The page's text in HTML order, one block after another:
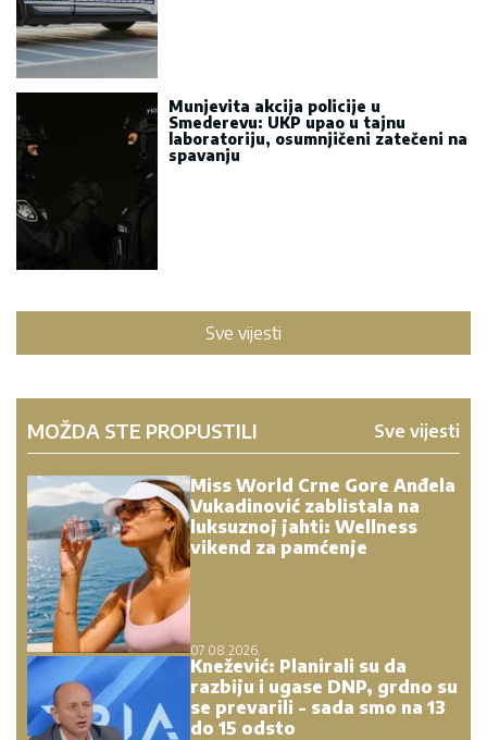
Munjevita akcija policije u
Smederevu: UKP upao u tajnu
laboratoriju, osumnjičeni zatečeni na
spavanju
Sve vijesti
MOŽDA STE PROPUSTILI Sve vijesti
Miss World Crne Gore Anđela
Vukadinović zablistala na
luksuznoj jahti: Wellness
vikend za pamćenje
07.08.2026.
Knežević: Planirali su da
razbiju i ugase DNP, grdno su
se prevarili - sada smo na 13
do 15 odsto